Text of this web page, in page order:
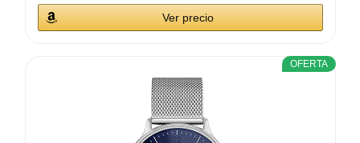
Ver precio
OFERTA